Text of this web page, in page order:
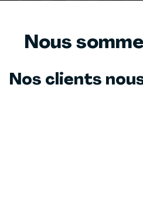
Nous
Nos clients